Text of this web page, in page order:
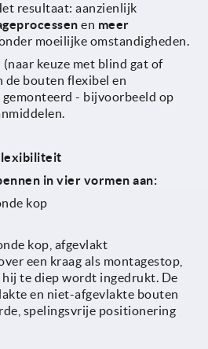
resultaat: aanzienlijk
en meer
moeilijke omstandigheden.
keuze met blind gat of
de bouten flexibel en
- bijvoorbeeld op
in vier vormen aan:
kop
kop, afgevlakt
een kraag als montagestop,
te diep wordt ingedrukt. De
en niet-afgevlakte bouten
spelingsvrije positionering